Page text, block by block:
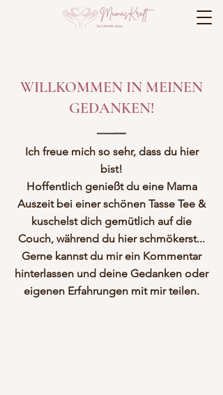
WILLKOMMEN IN MEINEN
GEDANKEN!
Ich freue mich so sehr, dass du hier
bist!
Hoffentlich genießt du eine Mama
Auszeit bei einer schönen Tasse Tee &
kuschelst dich gemütlich auf die
Couch, während du hier schmökerst...
Gerne kannst du mir ein Kommentar
hinterlassen und deine Gedanken oder
eigenen Erfahrungen mit mir teilen.